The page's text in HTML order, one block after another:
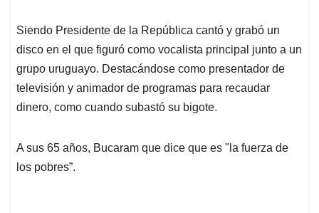
Siendo Presidente de la República cantó y grabó un
disco en el que figuró como vocalista principal junto a un
grupo uruguayo. Destacándose como presentador de
televisión y animador de programas para recaudar
dinero, como cuando subastó su bigote.
A sus 65 años, Bucaram que dice que es "la fuerza de
los pobres”.